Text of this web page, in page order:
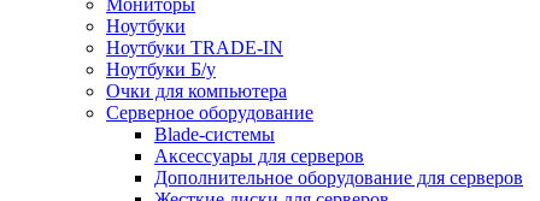
Мониторы
Ноутбуки
Ноутбуки TRADE-IN
Ноутбуки Б/у
Очки для компьютера
Серверное оборудование
Blade-системы
Аксессуары для серверов
Дополнительное оборудование для серверов